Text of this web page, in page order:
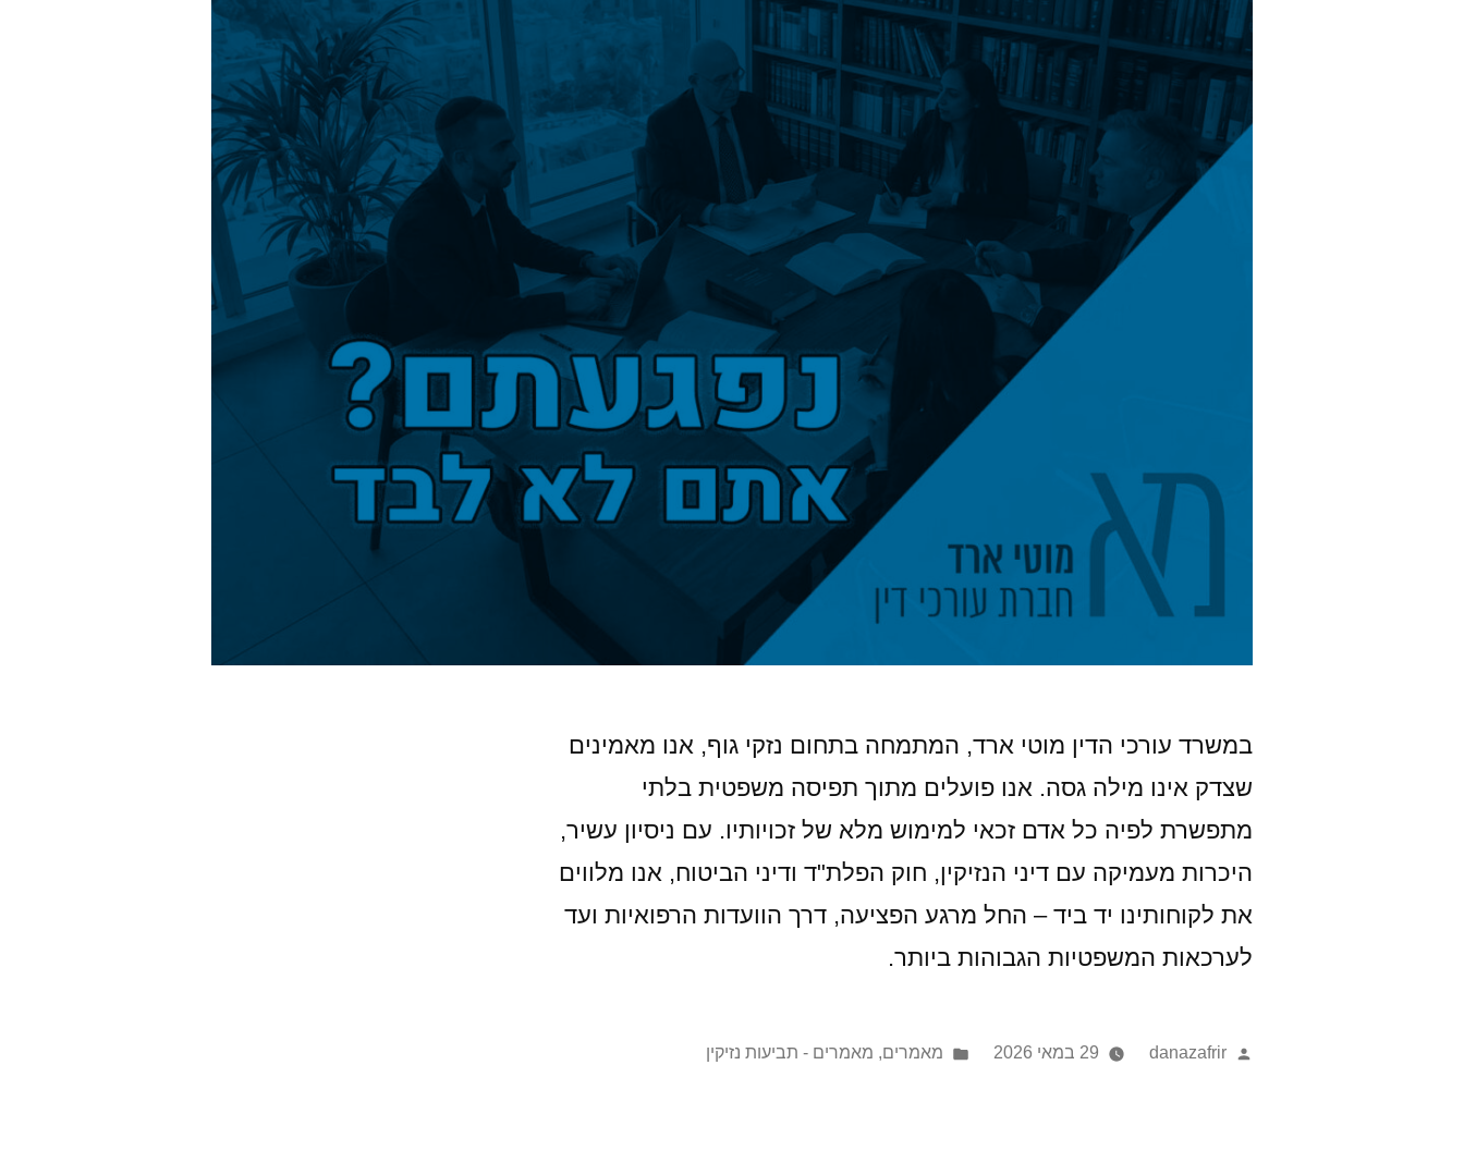
במשרד עורכי הדין מוטי ארד, המתמחה בתחום נזקי גוף, אנו מאמינים
שצדק אינו מילה גסה. אנו פועלים מתוך תפיסה משפטית בלתי
מתפשרת לפיה כל אדם זכאי למימוש מלא של זכויותיו. עם ניסיון עשיר,
היכרות מעמיקה עם דיני הנזיקין, חוק הפלת"ד ודיני הביטוח, אנו מלווים
את לקוחותינו יד ביד – החל מרגע הפציעה, דרך הוועדות הרפואיות ועד
לערכאות המשפטיות הגבוהות ביותר.
danazafrir 29 במאי 2026 מאמרים, מאמרים - תביעות נזיקין